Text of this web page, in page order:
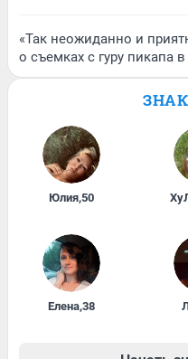
«Так неожиданно и
о съемках с гуру пикапа
Юлия,50
Елена,38